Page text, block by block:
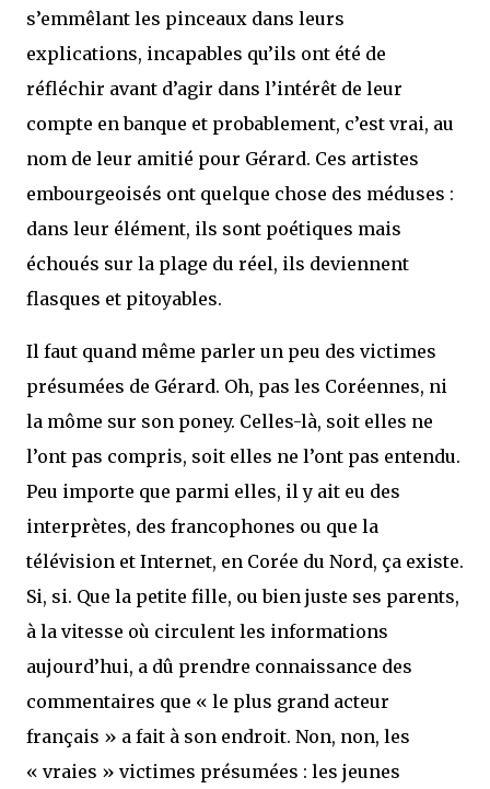
s’emmêlant les pinceaux dans leurs
explications, incapables qu’ils ont été de
réfléchir avant d’agir dans l’intérêt de leur
compte en banque et probablement, c’est vrai, au
nom de leur amitié pour Gérard. Ces artistes
embourgeoisés ont quelque chose des méduses :
dans leur élément, ils sont poétiques mais
échoués sur la plage du réel, ils deviennent
flasques et pitoyables.
Il faut quand même parler un peu des victimes
présumées de Gérard. Oh, pas les Coréennes, ni
la môme sur son poney. Celles-là, soit elles ne
l’ont pas compris, soit elles ne l’ont pas entendu.
Peu importe que parmi elles, il y ait eu des
interprètes, des francophones ou que la
télévision et Internet, en Corée du Nord, ça existe.
Si, si. Que la petite fille, ou bien juste ses parents,
à la vitesse où circulent les informations
aujourd’hui, a dû prendre connaissance des
commentaires que « le plus grand acteur
français » a fait à son endroit. Non, non, les
« vraies » victimes présumées : les jeunes